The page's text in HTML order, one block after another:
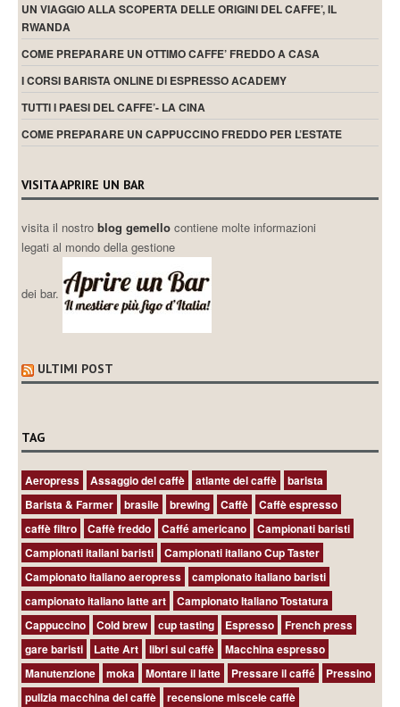
UN VIAGGIO ALLA SCOPERTA DELLE ORIGINI DEL CAFFE’, IL
RWANDA
COME PREPARARE UN OTTIMO CAFFE’ FREDDO A CASA
I CORSI BARISTA ONLINE DI ESPRESSO ACADEMY
TUTTI I PAESI DEL CAFFE’- LA CINA
COME PREPARARE UN CAPPUCCINO FREDDO PER L’ESTATE
VISITA APRIRE UN BAR
visita il nostroblog gemellocontiene molte informazioni
legati al mondo della gestione
dei bar.
ULTIMI POST
TAG
Aeropress Assaggio del caffè atlante del caffè
barista
Barista & Farmer
brasile brewing Caffè
Caffè espresso
caffè filtro
Caffè freddo Caffé americano
Campionati baristi
Campionati italiani baristi
Campionati italiano Cup Taster
Campionato italiano aeropress
campionato italiano baristi
campionato italiano latte art
Campionato Italiano Tostatura
Cappuccino
Cold brew cup tasting Espresso
French press
gare baristi
Latte Art libri sul caffè
Macchina espresso
Manutenzione
moka Montare il latte Pressare il caffé
Pressino
pulizia macchina del caffè
recensione miscele caffè